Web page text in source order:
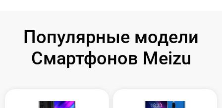
Популярные модели
Смартфонов Meizu